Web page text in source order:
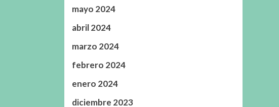
mayo 2024
abril 2024
marzo 2024
febrero 2024
enero 2024
diciembre 2023